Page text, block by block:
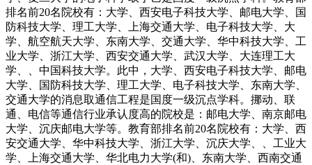
排名前20名院校有：大学、西安电子科技大学、邮电大学、国
防科技大学、理工大学、上海交通大学、电子科技大学、大
学、航空航天大学、东南大学、交通大学、华中科技大学、工
业大学、浙江大学、西安交通大学、武汉大学、大连理工大
学、、中国科技大学。此中，大学、西安电子科技大学、邮电
大学、国防科技大学、理工大学、电子科技大学、东南大学、
交通大学的消息取通信工程是国度一级沉点学科。挪动、联
通、电信等通信行业承认度高的院校是：邮电大学、南京邮电
大学、沉庆邮电大学等。教育部排名前20名院校有：大学、西
安交通大学、华中科技大学、浙江大学、沉庆大学、、工业大
学、上海交通大学、华北电力大学(和)、东南大学、西南交通